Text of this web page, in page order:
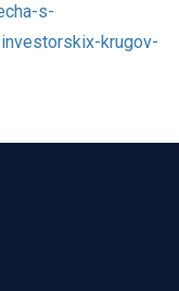
s-
krugov-